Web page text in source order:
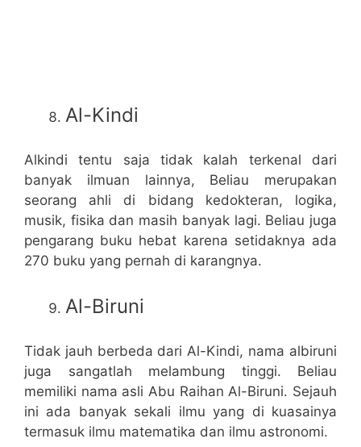
Al-Kindi
Alkindi tentu saja tidak kalah terkenal dari
banyak ilmuan lainnya, Beliau merupakan
seorang ahli di bidang kedokteran, logika,
musik, fisika dan masih banyak lagi. Beliau juga
pengarang buku hebat karena setidaknya ada
270 buku yang pernah di karangnya.
Al-Biruni
Tidak jauh berbeda dari Al-Kindi, nama albiruni
juga sangatlah melambung tinggi. Beliau
memiliki nama asli Abu Raihan Al-Biruni. Sejauh
ini ada banyak sekali ilmu yang di kuasainya
termasuk ilmu matematika dan ilmu astronomi.